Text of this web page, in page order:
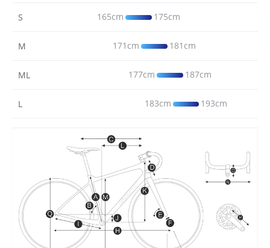
S 165cm 175cm
M 171cm 181cm
ML 177cm 187cm
L 183cm 193cm